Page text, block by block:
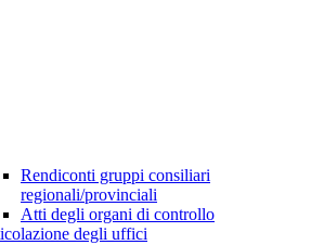
Rendiconti gruppi consiliari
regionali/provinciali
Atti degli organi di controllo
degli uffici